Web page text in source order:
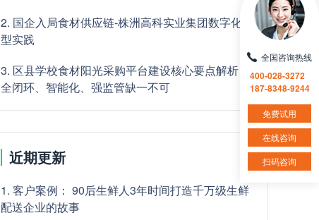
2. 国企入局食材供应链-株洲高科实业集团数字化转
型实践
3. 区县学校食材阳光采购平台建设核心要点解析：
全闭环、智能化、强监管缺一不可
近期更新
1. 客户案例： 90后生鲜人3年时间打造千万级生鲜
配送企业的故事
全国咨询热线
400-028-3272
187-8348-9244
免费试用
在线咨询
扫码咨询